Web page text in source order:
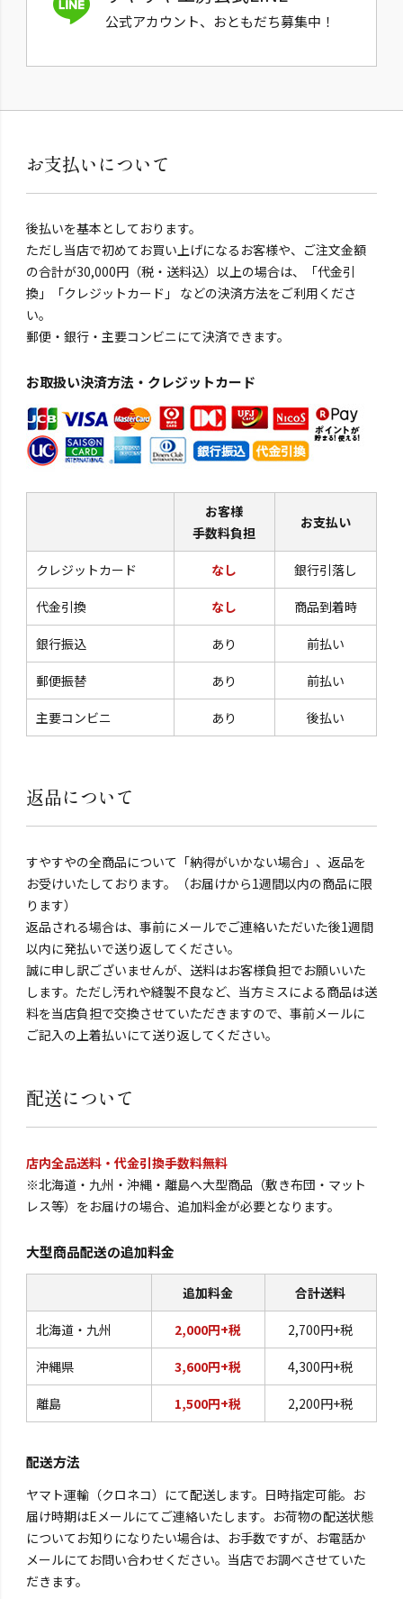
公式アカウント、おともだち募集中！
お支払いについて
後払いを基本としております。
ただし当店で初めてお買い上げになるお客様や、ご注文金額
の合計が30,000円（税・送料込）以上の場合は、「代金引
換」「クレジットカード」 などの決済方法をご利用くださ
い。
郵便・銀行・主要コンビニにて決済できます。
お取扱い決済方法・クレジットカード
お客様
手数料負担
お支払い
クレジットカード なし 銀行引落し
代金引換 なし 商品到着時
銀行振込 あり 前払い
郵便振替 あり 前払い
主要コンビニ あり 後払い
返品について
すやすやの全商品について「納得がいかない場合」、返品を
お受けいたしております。（お届けから1週間以内の商品に限
ります）
返品される場合は、事前にメールでご連絡いただいた後1週間
以内に発払いで送り返してください。
誠に申し訳ございませんが、送料はお客様負担でお願いいた
します。ただし汚れや縫製不良など、当方ミスによる商品は送
料を当店負担で交換させていただきますので、事前メールに
ご記入の上着払いにて送り返してください。
配送について
店内全品送料・代金引換手数料無料
※北海道・九州・沖縄・離島へ大型商品（敷き布団・マット
レス等）をお届けの場合、追加料金が必要となります。
大型商品配送の追加料金
追加料金 合計送料
北海道・九州 2,000円+税 2,700円+税
沖縄県 3,600円+税 4,300円+税
離島 1,500円+税 2,200円+税
配送方法
ヤマト運輸（クロネコ）にて配送します。日時指定可能。お
届け時期はEメールにてご連絡いたします。お荷物の配送状態
についてお知りになりたい場合は、お手数ですが、お電話か
メールにてお問い合わせください。当店でお調べさせていた
だきます。